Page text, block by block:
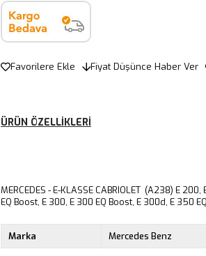
Favorilere Ekle Fiyat Düşünce Haber Ver
ÜRÜN ÖZELLIKLERI
MERCEDES - E-KLASSE CABRIOLET (A238) E
EQ Boost, E 300, E 300 EQ Boost, E 300d, E 350
Marka Mercedes Benz